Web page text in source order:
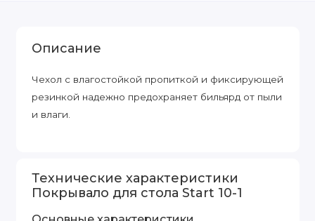
Описание
Чехол с влагостойкой пропиткой и фиксирующей
резинкой надежно предохраняет бильярд от пыли
и влаги.
Технические характеристики
Покрывало для стола Start 10-1